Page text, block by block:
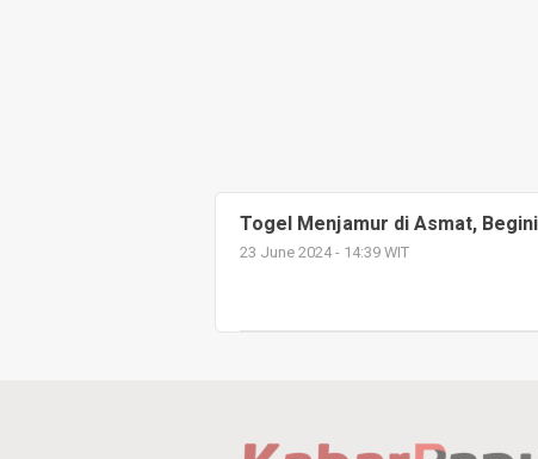
Togel Menjamur di Asmat,
23 June 2024 - 14:39 WIT